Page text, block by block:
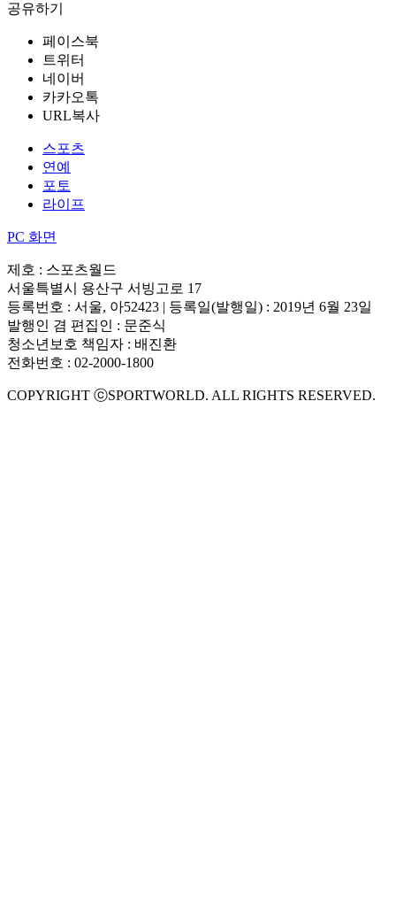
공유하기
페이스북
트위터
네이버
카카오톡
URL복사
스포츠
연예
포토
라이프
PC 화면
제호 : 스포츠월드
서울특별시 용산구 서빙고로 17
등록번호 : 서울, 아52423 | 등록일(발행일) : 2019년 6월 23일
발행인 겸 편집인 : 문준식
청소년보호 책임자 : 배진환
전화번호 : 02-2000-1800
COPYRIGHT ⓒSPORTWORLD. ALL RIGHTS RESERVED.